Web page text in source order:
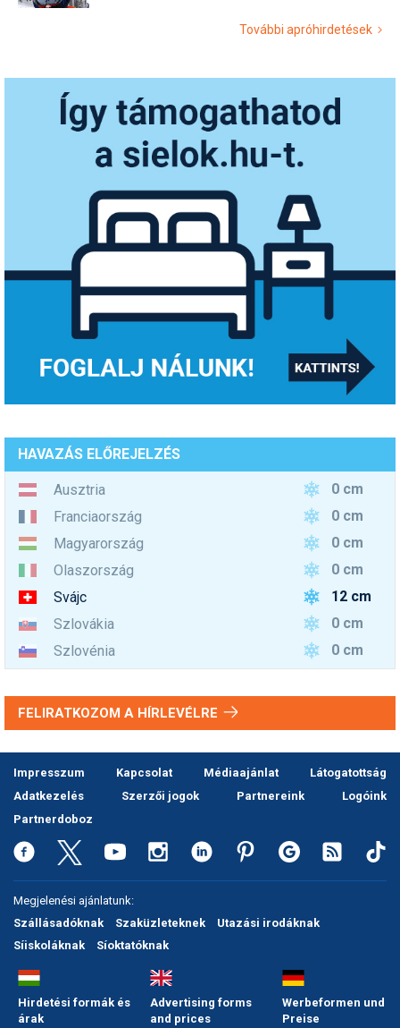
További apróhirdetések
HAVAZÁS ELŐREJELZÉS
Ausztria
0 cm
Franciaország
0 cm
Magyarország
0 cm
Olaszország
0 cm
Svájc
12 cm
Szlovákia
0 cm
Szlovénia
0 cm
FELIRATKOZOM A HÍRLEVÉLRE
Impresszum Kapcsolat Médiaajánlat
Látogatottság
Adatkezelés
Szerzői jogok Partnereink
Logóink
Partnerdoboz
Megjelenési ajánlatunk:
Szállásadóknak
Szaküzleteknek
Utazási irodáknak
Síiskoláknak
Síoktatóknak
Hirdetési formák és
árak
Advertising forms
and prices
Werbeformen und
Preise